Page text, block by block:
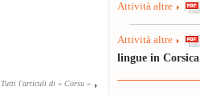
Tutti l'articuli di « Corsu »
Attività altre
Attività altre
lingue in Corsica